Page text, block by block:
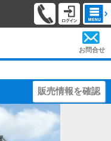
お問合せ
販売情報を確認